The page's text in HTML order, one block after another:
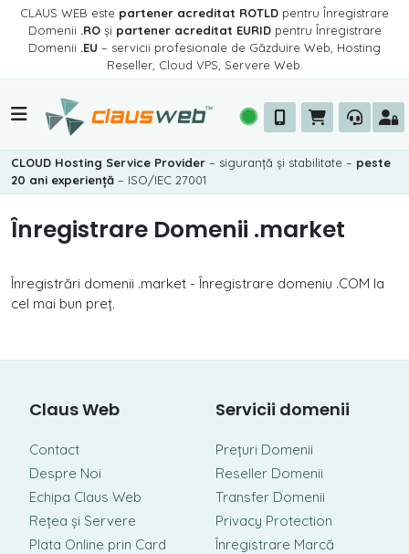
CLAUS WEB este partener acreditat ROTLD pentru Înregistrare
Domenii .ROși partener acreditat EURIDpentru Înregistrare
Domenii .EU – servicii profesionale de Găzduire Web, Hosting
Reseller, Cloud VPS, Servere Web.
CLOUD Hosting Service Provider – siguranță și stabilitate – peste
20 ani experiență – ISO/IEC 27001
Înregistrare Domenii .market
Înregistrări domenii .market - Înregistrare domeniu .COM la
cel mai bun preț.
Claus Web
Contact
Despre Noi
Echipa Claus Web
Rețea și Servere
Plata Online prin Card
Servicii domenii
Prețuri Domenii
Reseller Domenii
Transfer Domenii
Privacy Protection
Înregistrare Marcă